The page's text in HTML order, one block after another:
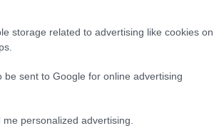
storage related to advertising like cookies on
be sent to Google for online advertising
personalized advertising.
tartott tüntetés
előállítottak. A demonstrációt
(DAC) Baráti Kör
figyelmének
és a társadalmi
az elit csak önmagával
rohamosan